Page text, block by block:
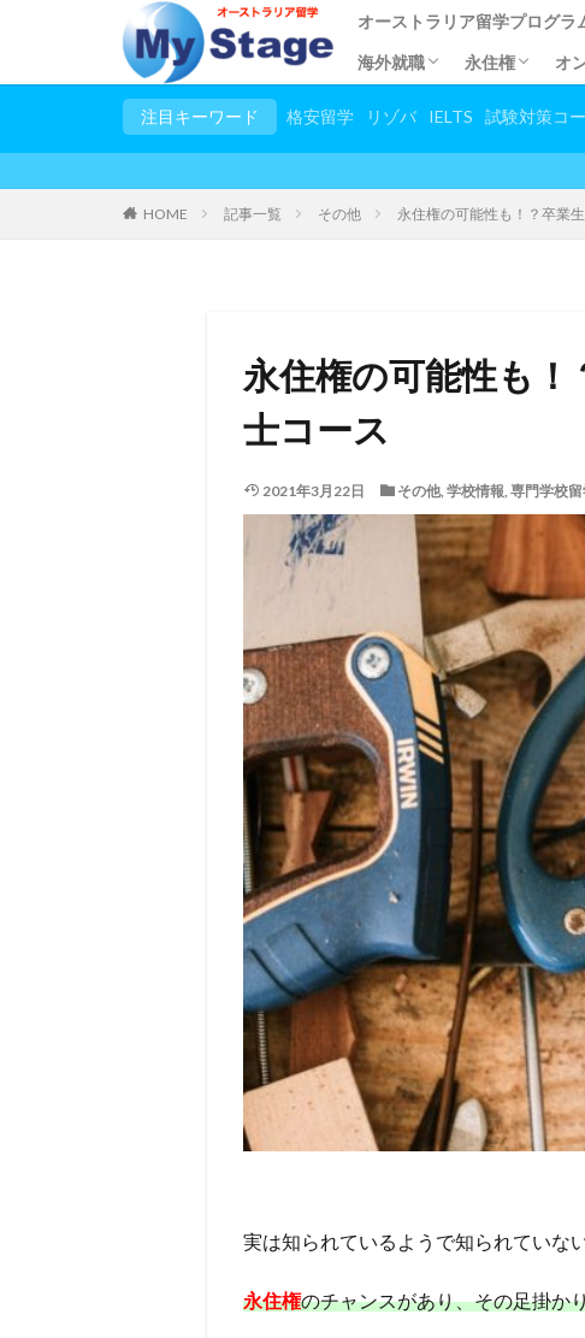
オーストラリア留学プログラ
都市別語学学校
語学留学
専門学校留学
短期語学留学
大学・大学院留学
小/中/高校留学
幼稚園留学
トビタテ留学JAPAN
親子留学
2カ国留学
他国の留学一覧
春休み夏休み大学生プログ
試験対策コース
日本語教師養成講座
児童英語教師養成講座
英語教師養成講座(TESOL)
お稽古留学
シニア留学
スタディーツアー
田舎ステイプログラム
海外就職
シンガポールで海外就職
応募条件
プログラムの流れ
永住権
住みやすい
永住権取得へ
申請手続きの
留学して永
ビザ申請を
永住権にま
オ
注目キーワード 格安留学 リゾバ IELTS 試験対策コ
HOME 記事一覧 その他 永住権の可能性も！？卒業
永住権の可能性も
士コース
2021年3月22日 その他, 学校情報, 専門学校
実は知られているようで知られていな
永住権のチャンスがあり、その足掛か